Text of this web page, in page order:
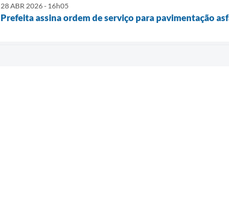
28 ABR 2026 - 16h05
Prefeita assina ordem de serviço para pavimentação